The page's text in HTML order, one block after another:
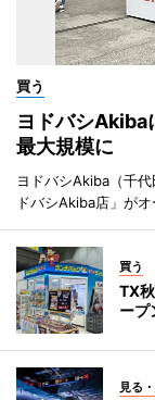
買う
ヨドバシ
最大規模に
ヨドバシAkiba（千
ドバシAkiba店」がオ
買う
TX
ープ
見る